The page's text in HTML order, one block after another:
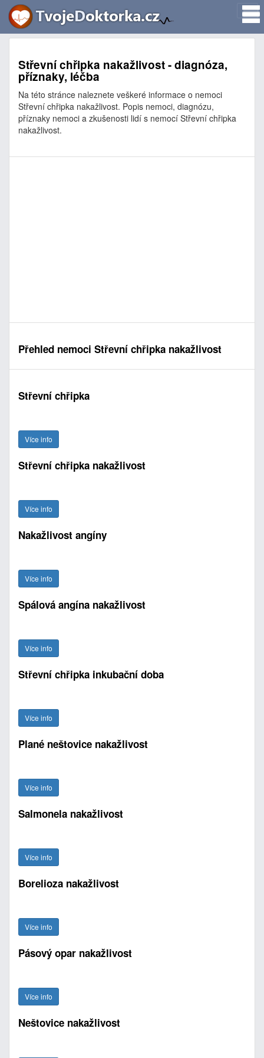
Střevní chřipka nakažlivost - diagnóza,
příznaky, léčba
Na této stránce naleznete veškeré informace o nemoci
Střevní chřipka nakažlivost. Popis nemoci, diagnózu,
příznaky nemoci a zkušenosti lidí s nemocí Střevní chřipka
nakažlivost.
Přehled nemoci Střevní chřipka nakažlivost
Střevní chřipka
Více info
Střevní chřipka nakažlivost
Více info
Nakažlivost angíny
Více info
Spálová angína nakažlivost
Více info
Střevní chřipka inkubační doba
Více info
Plané neštovice nakažlivost
Více info
Salmonela nakažlivost
Více info
Borelioza nakažlivost
Více info
Pásový opar nakažlivost
Více info
Neštovice nakažlivost